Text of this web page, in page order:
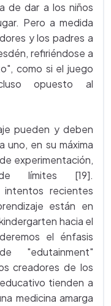
de dar a los niños
Pero a medida
y los padres a
refiriéndose a
como si el juego
opuesto al
pueden y deben
uno, en su máxima
experimentación,
límites [19].
intentos recientes
están en
hacia el
el énfasis
"edutainment"
creadores de los
tienden a
medicina amarga